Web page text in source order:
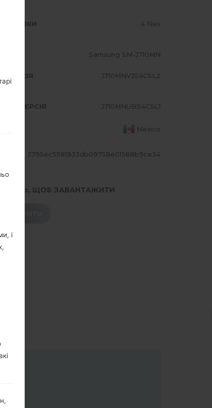
4 files
Samsung SM-J710MN
ВЕРСІЯ J710MNVJS4CSL2
CP ВЕРСІЯ J710MNUBS4CSL1
Mexico
3795ec5581933db09758e01588b9ce34
ЩОБ ЗАВАНТАЖИТИ
і